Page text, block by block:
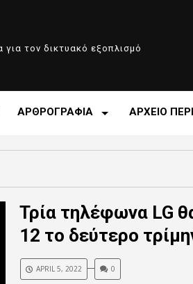
για τον δικτυακό εξοπλισμό
ΑΡΘΡΟΓΡΑΦΙΑ ΑΡΧΕΙΟ
Τρία τηλέφωνα LG
12 το δεύτερο
APRIL 5, 2022 0